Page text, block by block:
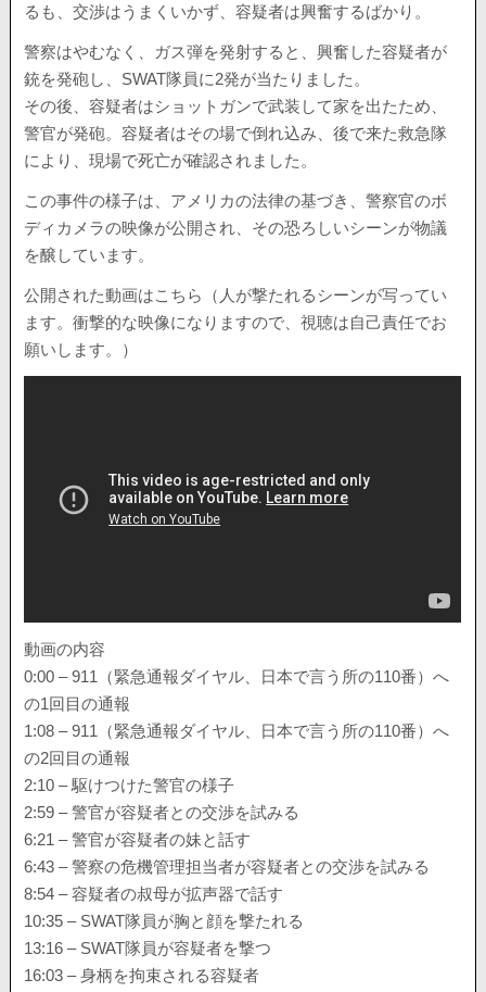
るも、交渉はうまくいかず、容疑者は興奮するばかり。
警察はやむなく、ガス弾を発射すると、興奮した容疑者が
銃を発砲し、SWAT隊員に2発が当たりました。
その後、容疑者はショットガンで武装して家を出たため、
警官が発砲。容疑者はその場で倒れ込み、後で来た救急隊
により、現場で死亡が確認されました。
この事件の様子は、アメリカの法律の基づき、警察官のボ
ディカメラの映像が公開され、その恐ろしいシーンが物議
を醸しています。
公開された動画はこちら（人が撃たれるシーンが写ってい
ます。衝撃的な映像になりますので、視聴は自己責任でお
願いします。）
動画の内容
0:00 – 911（緊急通報ダイヤル、日本で言う所の110番）へ
の1回目の通報
1:08 – 911（緊急通報ダイヤル、日本で言う所の110番）へ
の2回目の通報
2:10 – 駆けつけた警官の様子
2:59 – 警官が容疑者との交渉を試みる
6:21 – 警官が容疑者の妹と話す
6:43 – 警察の危機管理担当者が容疑者との交渉を試みる
8:54 – 容疑者の叔母が拡声器で話す
10:35 – SWAT隊員が胸と顔を撃たれる
13:16 – SWAT隊員が容疑者を撃つ
16:03 – 身柄を拘束される容疑者